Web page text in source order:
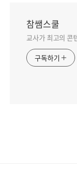
참쌤스쿨
교사가 최고의 콘
구독하기